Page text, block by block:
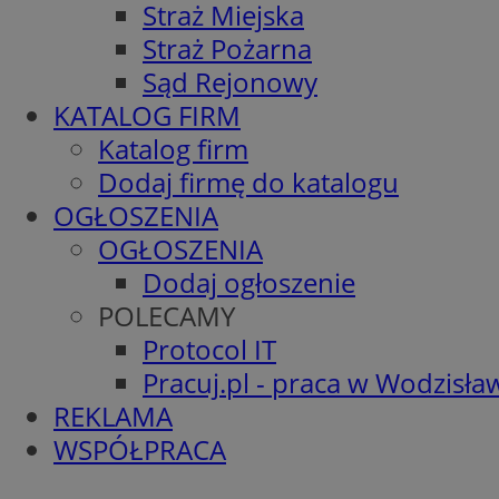
Straż Miejska
Straż Pożarna
Sąd Rejonowy
KATALOG FIRM
Katalog firm
Dodaj firmę do katalogu
OGŁOSZENIA
OGŁOSZENIA
Dodaj ogłoszenie
POLECAMY
Protocol IT
Pracuj.pl - praca w
REKLAMA
WSPÓŁPRACA